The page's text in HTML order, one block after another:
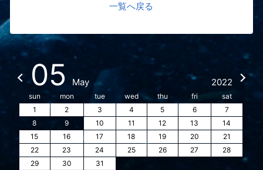
一覧へ戻る
05 May 2022
sun mon tue wed thu fri
sat
1
2 3 4 5 6
7
8
9 10 11 12 13
14
15
16 17 18 19 20
21
22
23 24 25 26 27
28
29
30 31